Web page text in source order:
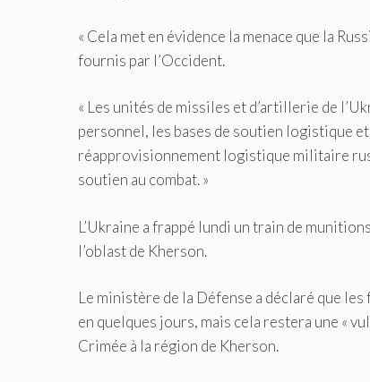
« Cela met en évidence la menace que la
fournis par l’Occident.
« Les unités de missiles et d’artillerie de
personnel, les bases de soutien logistique
réapprovisionnement logistique militaire
soutien au combat. »
L’Ukraine a frappé lundi un train de
l’oblast de Kherson.
Le ministère de la Défense a déclaré que
en quelques jours, mais cela restera une «
Crimée à la région de Kherson.